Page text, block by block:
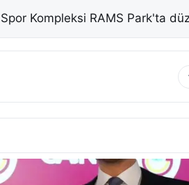
Kompleksi RAMS Park'ta